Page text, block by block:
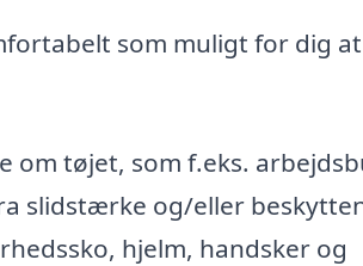
som muligt for dig at
om tøjet, som f.eks.
slidstærke og/eller
hjelm, handsker og